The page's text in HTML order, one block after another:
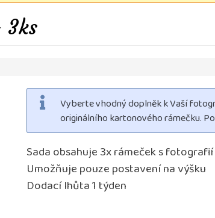
3ks
Vyberte vhodný doplněk k Vaší
originálního kartonového rámečku.
Sada obsahuje 3x rámeček s fotografií
Umožňuje pouze postavení na výšku
Dodací lhůta 1 týden